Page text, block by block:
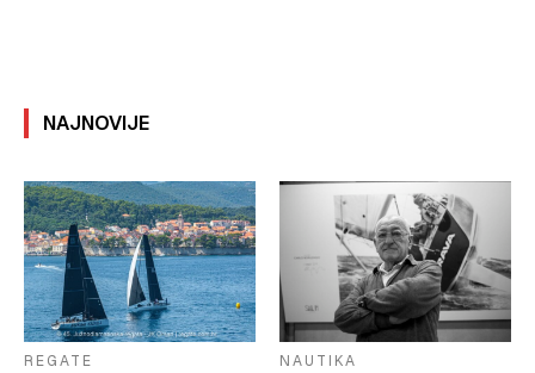
NAJNOVIJE
REGATE NAUTIKA